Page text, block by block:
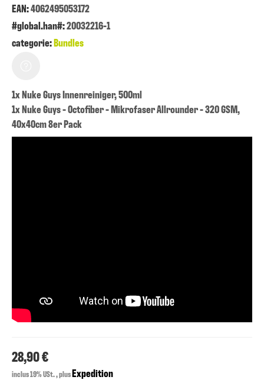
EAN:4062495053172
#global.han#:20032216-1
categorie:Bundles
1x Nuke Guys Innenreiniger, 500ml
1x Nuke Guys - Octofiber - Mikrofaser Allrounder - 320 GSM,
40x40cm 8er Pack
28,90 €
inclus 19% USt. , plusExpedition